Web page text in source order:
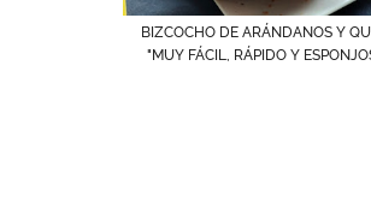
BIZCOCHO DE ARÁNDANOS Y
"MUY FÁCIL, RÁPIDO Y